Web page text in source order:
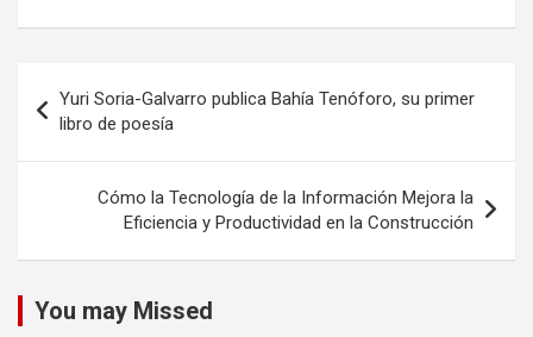
de
entradas
Yuri Soria-Galvarro publica Bahía Tenóforo, su primer
libro de poesía
Cómo la Tecnología de la Información Mejora la
Eficiencia y Productividad en la Construcción
You may Missed